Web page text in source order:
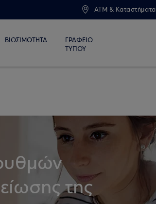
ATM & Καταστήματα
ΒΙΩΣΙΜΟΤΗΤΑ
ΓΡΑΦΕΙΟ
ΤΥΠΟΥ
της